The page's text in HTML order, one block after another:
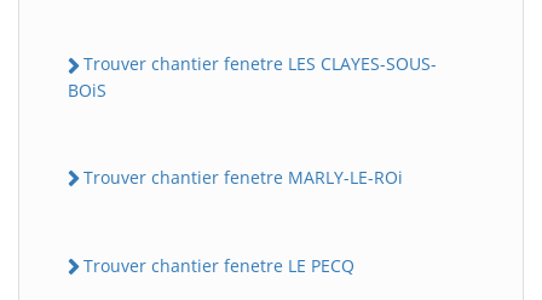
Trouver chantier fenetre LES CLAYES-SOUS-
BOiS
Trouver chantier fenetre MARLY-LE-ROi
Trouver chantier fenetre LE PECQ